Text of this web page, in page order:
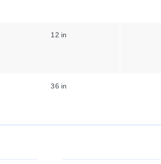
12 in
36 in